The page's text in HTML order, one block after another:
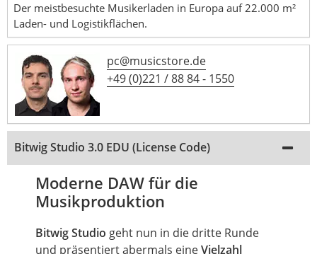
Der meistbesuchte Musikerladen in Europa auf 22.000 m²
Laden- und Logistikflächen.
pc@musicstore.de
+49 (0)221 / 88 84 - 1550
Bitwig Studio 3.0 EDU (License Code)
Moderne DAW für die
Musikproduktion
Bitwig Studio geht nun in die dritte Runde
und präsentiert abermals eineVielzahl